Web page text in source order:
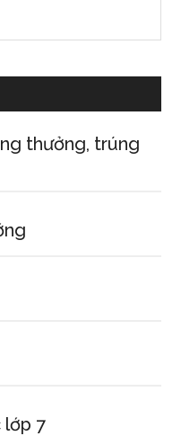
thưởng, trúng
lớp 7